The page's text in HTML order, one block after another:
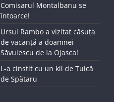
Comisarul Montalbanu se
întoarce!
Ursul Rambo a vizitat căsuța
de vacanță a doamnei
Săvulescu de la Ojasca!
L-a cinstit cu un kil de Țuică
de Spătaru